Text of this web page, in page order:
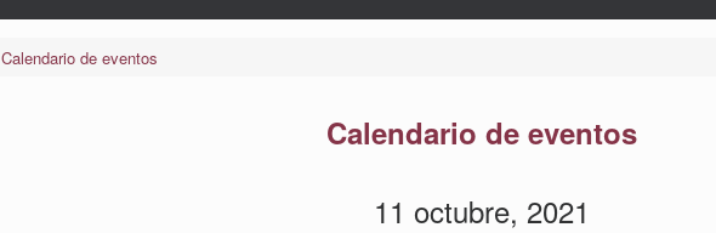
Calendario de eventos
Calendario de eventos
11 octubre, 2021